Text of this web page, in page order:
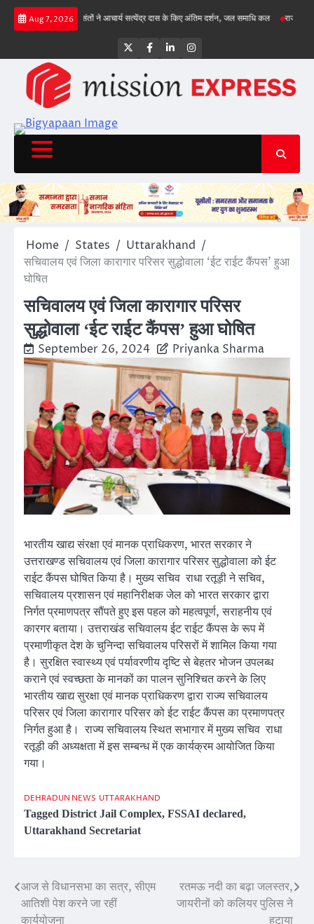
Skip
Aug 7, 2026
क्रीज पर संतों ने आचार्य सत्येंद्र दास के किए अंतिम दर्शन, जल समाधि कल राज्य सड़क
Twitter
Facebook
LinkedInInstagram
Home States
Uttarakhand
सचिवालय एवं जिला कारागार परिसर सुद्धोवाला ‘ईट राईट कैंपस’ हुआ
घोषित
सचिवालय एवं जिला कारागार परिसर
सुद्धोवाला ‘ईट राईट कैंपस’ हुआ घोषित
September 26, 2024 Priyanka Sharma
भारतीय खाद्य संरक्षा एवं मानक प्राधिकरण, भारत सरकार ने
उत्तराखण्ड सचिवालय एवं जिला कारागार परिसर सुद्धोवाला को ईट
राईट कैंपस घोषित किया है। मुख्य सचिव राधा रतूड़ी ने सचिव,
सचिवालय प्रशासन एवं महानिरीक्षक जेल को भारत सरकार द्वारा
निर्गत प्रमाणपत्र सौंपते हुए इस पहल को महत्वपूर्ण, सराहनीय एवं
कारगर बताया। उत्तराखंड सचिवालय ईट राईट कैंपस के रूप में
प्रमाणीकृत देश के चुनिन्दा सचिवालय परिसरों में शामिल किया गया
है। सुरक्षित स्वास्थ्य एवं पर्यावरणीय दृष्टि से बेहतर भोजन उपलब्ध
कराने एवं स्वच्छता के मानकों का पालन सुनिश्चित करने के लिए
भारतीय खाद्य सुरक्षा एवं मानक प्राधिकरण द्वारा राज्य सचिवालय
परिसर एवं जिला कारागार परिसर को ईट राईट कैंपस का प्रमाणपत्र
निर्गत हुआ है। राज्य सचिवालय स्थित सभागार में मुख्य सचिव राधा
रतूड़ी की अध्यक्षता में इस सम्बन्ध में एक कार्यक्रम आयोजित किया
गया।
DEHRADUN NEWS UTTARAKHAND
Tagged District Jail Complex, FSSAI declared,
Uttarakhand Secretariat
Post
navigation
आज से विधानसभा का सत्र, सीएम
आतिशी पेश करने जा रहीं
कार्ययोजना
रतमऊ नदी का बढ़ा जलस्तर,
जायरीनों को कलियर पुलिस ने
हटाया